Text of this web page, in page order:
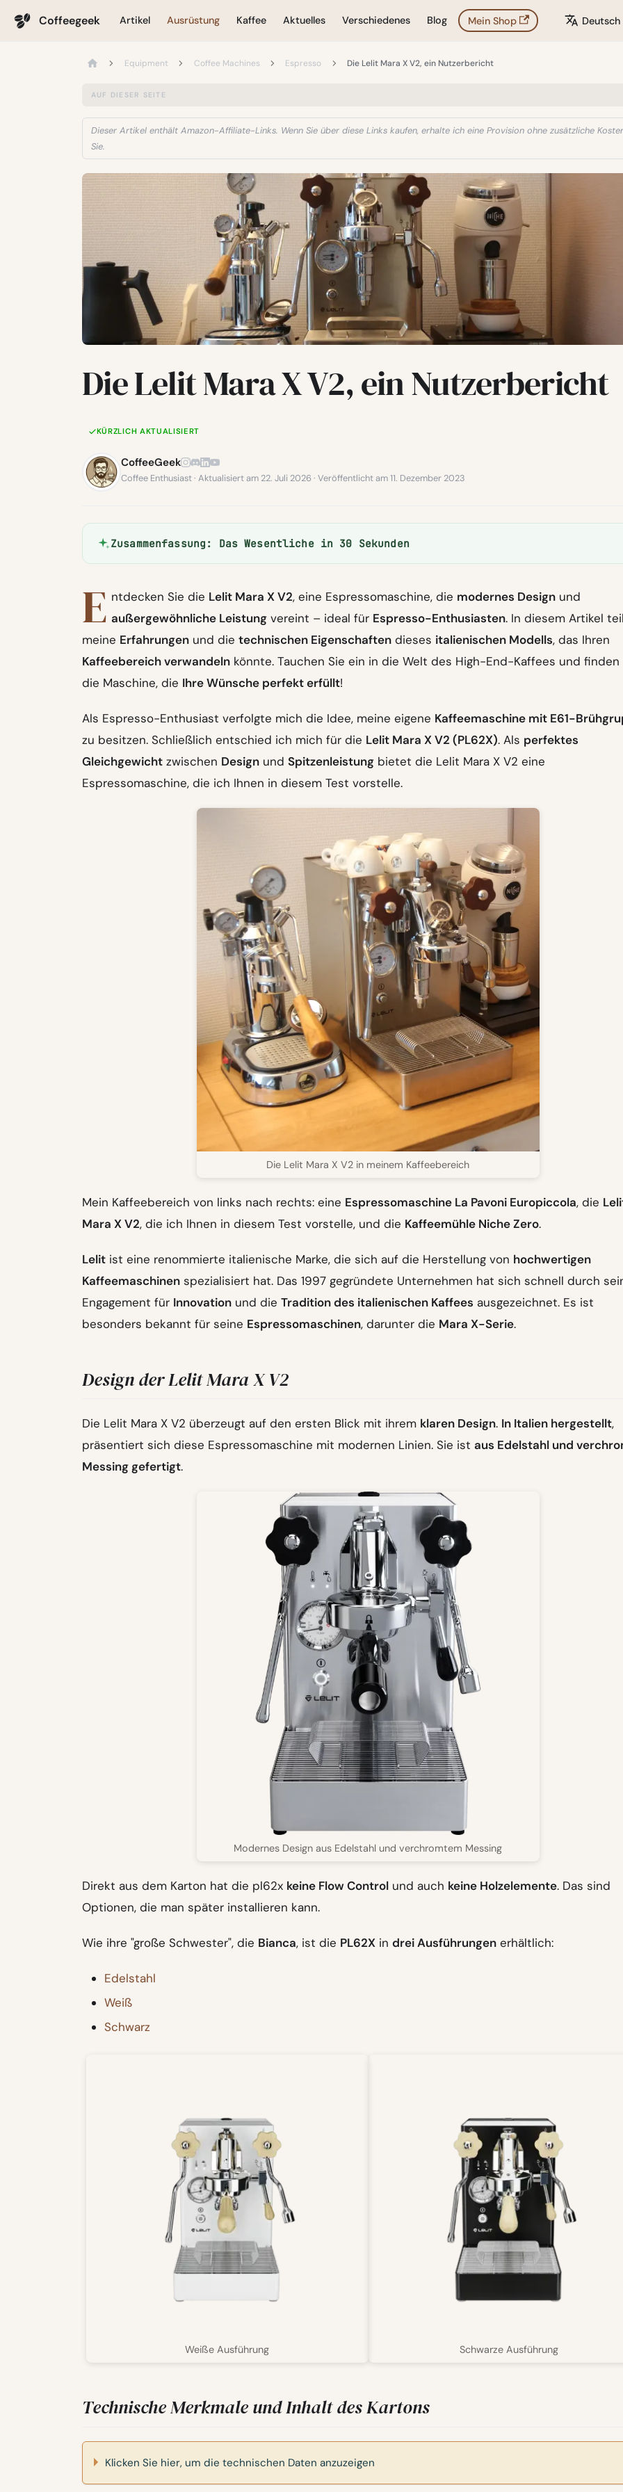
Coffeegeek Artikel Ausrüstung Kaffee Aktuelles Verschiedenes Blog Mein Shop Deutsch
Equipment Coffee Machines Espresso Die Lelit Mara X V2, ein Nutzerbericht
AUF DIESER SEITE
Dieser Artikel enthält Amazon-Affiliate-Links. Wenn Sie über diese Links kaufen, erhalte ich eine Provision ohne zusätzliche
Sie.
Die Lelit Mara X V2, ein Nutzerbericht
KÜRZLICH AKTUALISIERT
CoffeeGeek
Coffee Enthusiast · Aktualisiert am 22. Juli 2026 · Veröffentlicht am 11. Dezember 2023
Zusammenfassung: Das Wesentliche in 30 Sekunden
E ntdecken Sie die Lelit Mara X V2, eine Espressomaschine, die modernes Design und
außergewöhnliche Leistung vereint – ideal für Espresso-Enthusiasten. In diesem Artikel
meine Erfahrungen und die technischen Eigenschaften dieses italienischen Modells, das Ihren
Kaffeebereich verwandeln könnte. Tauchen Sie ein in die Welt des High-End-Kaffees und finden
die Maschine, die Ihre Wünsche perfekt erfüllt!
Als Espresso-Enthusiast verfolgte mich die Idee, meine eigene Kaffeemaschine mit E61-
zu besitzen. Schließlich entschied ich mich für die Lelit Mara X V2 (PL62X). Als perfektes
Gleichgewicht zwischen Design und Spitzenleistung bietet die Lelit Mara X V2 eine
Espressomaschine, die ich Ihnen in diesem Test vorstelle.
Die Lelit Mara X V2 in meinem Kaffeebereich
Mein Kaffeebereich von links nach rechts: eine Espressomaschine La Pavoni Europiccola, die
Mara X V2, die ich Ihnen in diesem Test vorstelle, und die Kaffeemühle Niche Zero.
Lelit ist eine renommierte italienische Marke, die sich auf die Herstellung von hochwertigen
Kaffeemaschinen spezialisiert hat. Das 1997 gegründete Unternehmen hat sich schnell durch
Engagement für Innovation und die Tradition des italienischen Kaffees ausgezeichnet. Es ist
besonders bekannt für seine Espressomaschinen, darunter die Mara X-Serie.
Design der Lelit Mara X V2
Die Lelit Mara X V2 überzeugt auf den ersten Blick mit ihrem klaren Design. In Italien hergestellt,
präsentiert sich diese Espressomaschine mit modernen Linien. Sie ist aus Edelstahl und
Messing gefertigt.
Modernes Design aus Edelstahl und verchromtem Messing
Direkt aus dem Karton hat die pl62x keine Flow Control und auch keine Holzelemente. Das sind
Optionen, die man später installieren kann.
Wie ihre "große Schwester", die Bianca, ist die PL62X in drei Ausführungen erhältlich:
Edelstahl
Weiß
Schwarz
Weiße Ausführung Schwarze Ausführung
Technische Merkmale und Inhalt des Kartons
Klicken Sie hier, um die technischen Daten anzuzeigen